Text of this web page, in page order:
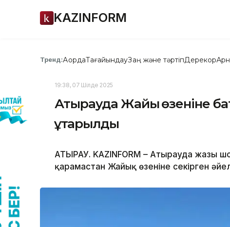
KAZINFORM
Тренд:АқордаТағайындауЗаң және тәртіпДерекқор
19:38, 07 Шілде 2025
Атырауда Жайық өзеніне
құтқарылды
АТЫРАУ. KAZINFORM – Атырауда жазғы
қарамастан Жайық өзеніне секірген